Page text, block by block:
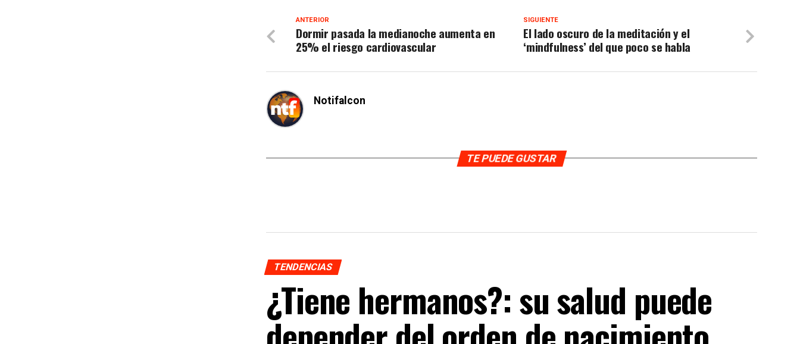
SIGUIENTE
El lado oscuro de la meditación y el
‘mindfulness’ del que poco se habla
ANTERIOR
Dormir pasada la medianoche aumenta en
25% el riesgo cardiovascular
Notifalcon
TE PUEDE GUSTAR
TENDENCIAS
¿Tiene hermanos?: su salud puede